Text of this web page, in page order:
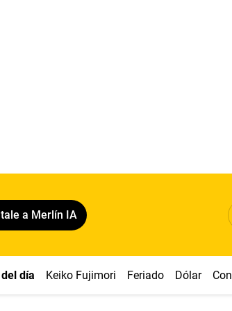
a Merlín IA
día Keiko Fujimori Feriado Dólar